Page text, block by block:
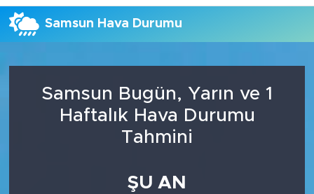
Samsun Hava Durumu
Samsun Bugün, Yarın ve 1
Haftalık Hava Durumu
Tahmini
ŞU AN
Sağlık & Çevre
Spor
Siyaset
Düzce Namaz Vakitleri
Düzce Trafik Yoğunluk Haritası
Süper Lig Puan Durumu ve Fikstür
Tüm Manşetler